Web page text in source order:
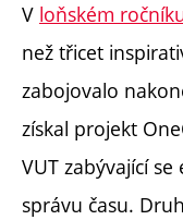
V loňském
než třicet
zabojovalo
získal projekt
VUT zabývající
správu času.